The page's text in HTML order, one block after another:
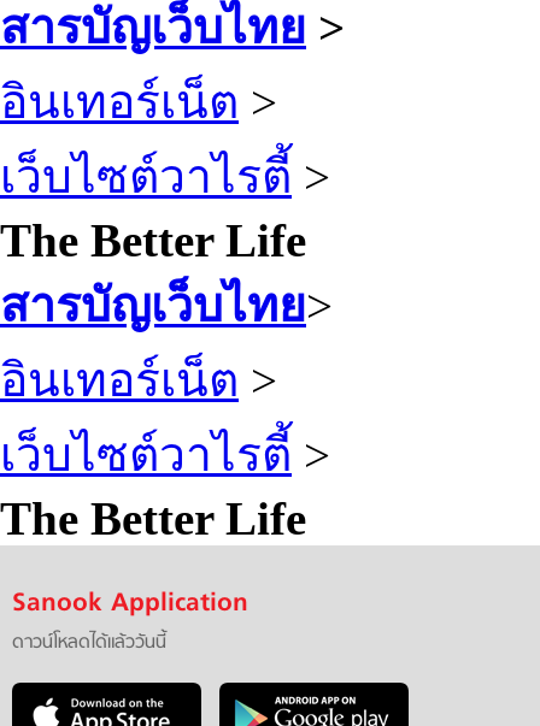
สารบัญเว็บไทย >
อินเทอร์เน็ต >
เว็บไซต์วาไรตี้ >
The Better Life
สารบัญเว็บไทย>
อินเทอร์เน็ต >
เว็บไซต์วาไรตี้ >
The Better Life
Sanook Application
ดาวน์โหลดได้แล้ววันนี้